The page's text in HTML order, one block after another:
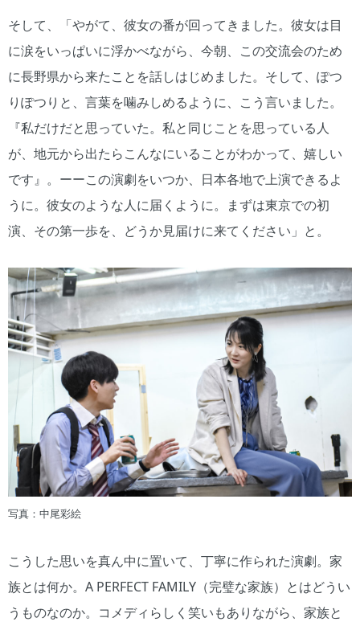
そして、「やがて、彼女の番が回ってきました。彼女は目
に涙をいっぱいに浮かべながら、今朝、この交流会のため
に長野県から来たことを話しはじめました。そして、ぽつ
りぽつりと、言葉を噛みしめるように、こう言いました。
『私だけだと思っていた。私と同じことを思っている人
が、地元から出たらこんなにいることがわかって、嬉しい
です』。ーーこの演劇をいつか、日本各地で上演できるよ
うに。彼女のような人に届くように。まずは東京での初
演、その第一歩を、どうか見届けに来てください」と。
写真：中尾彩絵
こうした思いを真ん中に置いて、丁寧に作られた演劇。家
族とは何か。A PERFECT FAMILY（完璧な家族）とはどうい
うものなのか。コメディらしく笑いもありながら、家族と